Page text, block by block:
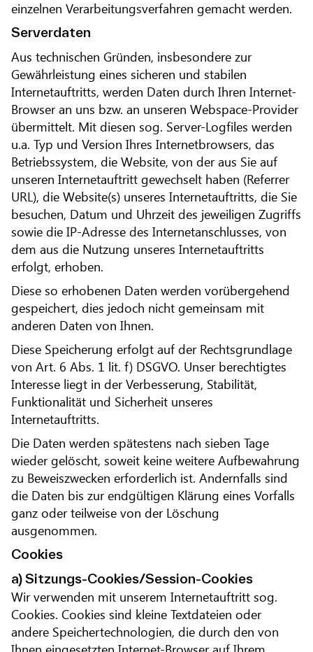
einzelnen Verarbeitungsverfahren gemacht werden.
Serverdaten
Aus technischen Gründen, insbesondere zur
Gewährleistung eines sicheren und stabilen
Internetauftritts, werden Daten durch Ihren Internet-
Browser an uns bzw. an unseren Webspace-Provider
übermittelt. Mit diesen sog. Server-Logfiles werden
u.a. Typ und Version Ihres Internetbrowsers, das
Betriebssystem, die Website, von der aus Sie auf
unseren Internetauftritt gewechselt haben (Referrer
URL), die Website(s) unseres Internetauftritts, die Sie
besuchen, Datum und Uhrzeit des jeweiligen Zugriffs
sowie die IP-Adresse des Internetanschlusses, von
dem aus die Nutzung unseres Internetauftritts
erfolgt, erhoben.
Diese so erhobenen Daten werden vorübergehend
gespeichert, dies jedoch nicht gemeinsam mit
anderen Daten von Ihnen.
Diese Speicherung erfolgt auf der Rechtsgrundlage
von Art. 6 Abs. 1 lit. f) DSGVO. Unser berechtigtes
Interesse liegt in der Verbesserung, Stabilität,
Funktionalität und Sicherheit unseres
Internetauftritts.
Die Daten werden spätestens nach sieben Tage
wieder gelöscht, soweit keine weitere Aufbewahrung
zu Beweiszwecken erforderlich ist. Andernfalls sind
die Daten bis zur endgültigen Klärung eines Vorfalls
ganz oder teilweise von der Löschung
ausgenommen.
Cookies
a) Sitzungs-Cookies/Session-Cookies
Wir verwenden mit unserem Internetauftritt sog.
Cookies. Cookies sind kleine Textdateien oder
andere Speichertechnologien, die durch den von